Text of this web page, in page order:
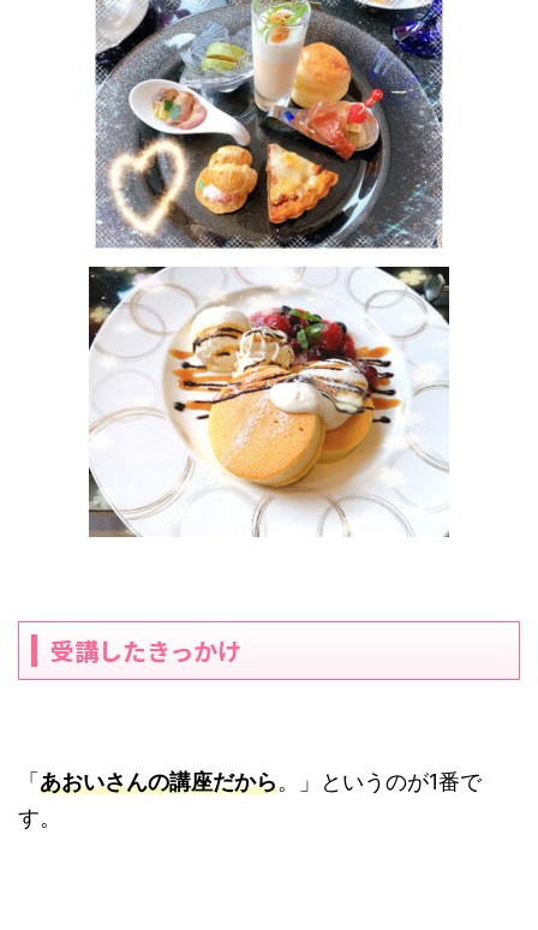
受講したきっかけ
「 あおいさんの講座だから。」というのが1番で
す。